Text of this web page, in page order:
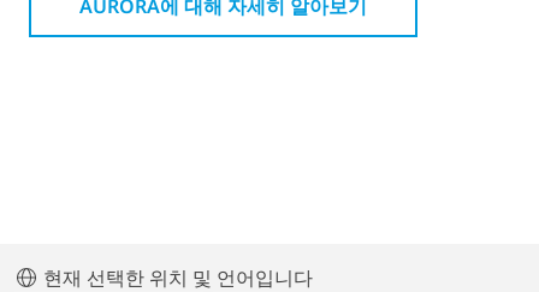
AURORA에 대해 자세히 알아보기
현재 선택한 위치 및 언어입니다